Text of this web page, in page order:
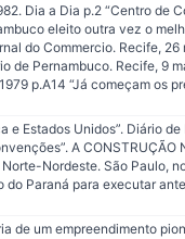
Dia a Dia p.2 “Centro de
eleito outra vez o
do Commercio. Recife, 26
Pernambuco. Recife, 9
p.A14 “Já começam os
Estados Unidos”. Diário
A CONSTRUÇÃO
Nordeste. São Paulo,
Paraná para executar
um empreendimento